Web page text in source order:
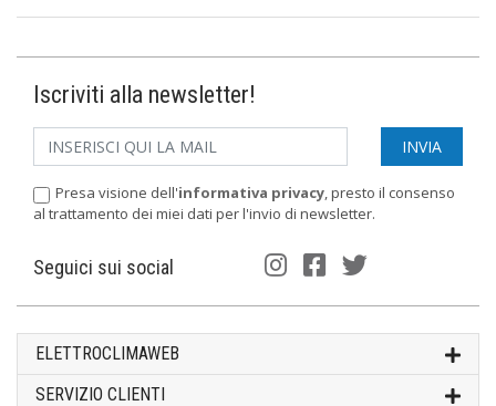
Iscriviti alla newsletter!
Presa visione dell'informativa privacy, presto il consenso
al trattamento dei miei dati per l'invio di newsletter.
Seguici sui social
ELETTROCLIMAWEB
SERVIZIO CLIENTI